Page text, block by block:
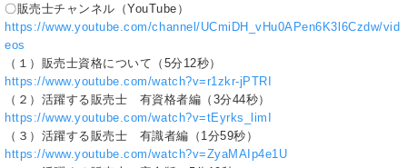
〇販売士チャンネル（YouTube）
https://www.youtube.com/channel/UCmiDH_vHu0APen6K3l6Czdw/vid
eos
（１）販売士資格について（5分12秒）
https://www.youtube.com/watch?v=r1zkr-jPTRI
（２）活躍する販売士 有資格者編（3分44秒）
https://www.youtube.com/watch?v=tEyrks_limI
（３）活躍する販売士 有識者編（1分59秒）
https://www.youtube.com/watch?v=ZyaMAIp4e1U